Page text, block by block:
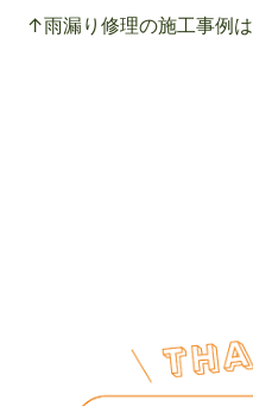
↑雨漏り修理の施工事例は